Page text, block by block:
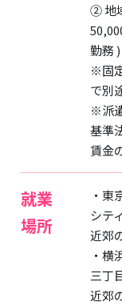
➁ 地
勤務 )
※固
で別
※派
基準
賃金
就業
場所
・東
シテ
近郊
・横
三丁
近郊